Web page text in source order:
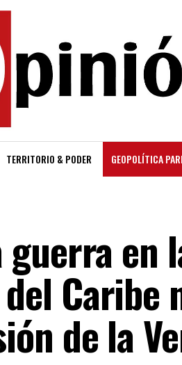
TERRITORIO & PODER GEOPOLÍTICA
en
Caribe
de la